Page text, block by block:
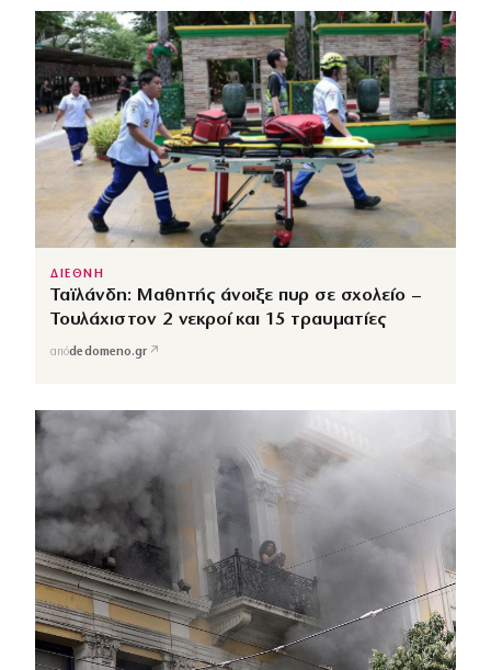
ΔΙΕΘΝΗ
Ταϊλάνδη: Μαθητής άνοιξε πυρ σε σχολείο –
Τουλάχιστον 2 νεκροί και 15 τραυματίες
απόdedomeno.gr ↗